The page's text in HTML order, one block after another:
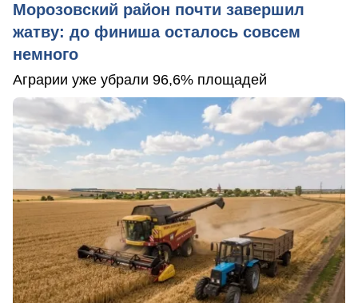
Морозовский район почти завершил
жатву: до финиша осталось совсем
немного
Аграрии уже убрали 96,6% площадей